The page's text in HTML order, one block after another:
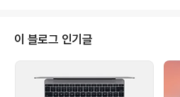
있는 별다른 방도가 없는 상황이었습니다.이에
이트에서 2010 ~ 2012 맥북에어에도 켄싱턴락
수 있도록 해주는 MacBracket 이라는 제품을
판매하고 있습니다.맥북에어 양 힌지 사이에 있
디귿자 모양의 브라켓을 넣은 후 브라켓 끝부분
이 블로그 인기글